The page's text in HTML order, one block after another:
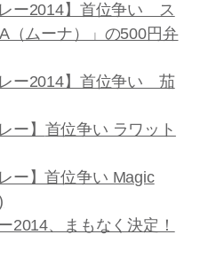
ー2014】首位争い ス
（ムーナ）」の500円弁
レー2014】首位争い 茄
ー】 首位争い ラワット
ー】首位争い Magic
2014、まもなく決定！